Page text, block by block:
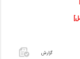
گزارش